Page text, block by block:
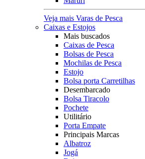
Veja mais Varas de Pesca
Caixas e Estojos
Mais buscados
Caixas de Pesca
Bolsas de Pesca
Mochilas de Pesca
Estojo
Bolsa porta Carretilhas
Desembarcado
Bolsa Tiracolo
Pochete
Utilitário
Porta Empate
Principais Marcas
Albatroz
Jogá